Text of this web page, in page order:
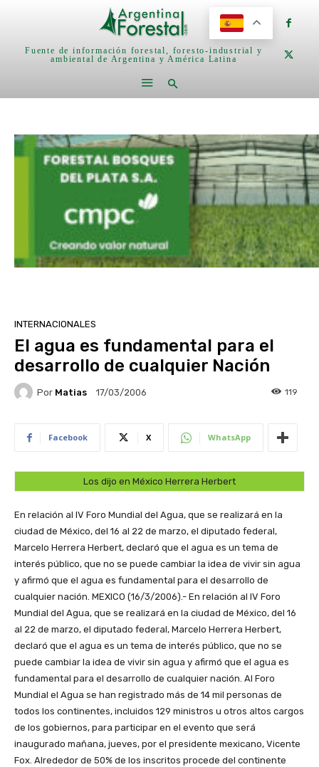
Fuente de información forestal, foresto-industrial y
ambiental de Argentina y América Latina
INTERNACIONALES
El agua es fundamental para el
desarrollo de cualquier Nación
Por Matias 17/03/2006 119
Facebook X WhatsApp
Los dijo en México Herrera Herbert
En relación al IV Foro Mundial del Agua, que se realizará en la
ciudad de México, del 16 al 22 de marzo, el diputado federal,
Marcelo Herrera Herbert, declaró que el agua es un tema de
interés público, que no se puede cambiar la idea de vivir sin agua
y afirmó que el agua es fundamental para el desarrollo de
cualquier nación. MEXICO (16/3/2006).- En relación al IV Foro
Mundial del Agua, que se realizará en la ciudad de México, del 16
al 22 de marzo, el diputado federal, Marcelo Herrera Herbert,
declaró que el agua es un tema de interés público, que no se
puede cambiar la idea de vivir sin agua y afirmó que el agua es
fundamental para el desarrollo de cualquier nación. Al Foro
Mundial el Agua se han registrado más de 14 mil personas de
todos los continentes, incluidos 129 ministros u otros altos cargos
de los gobiernos, para participar en el evento que será
inaugurado mañana, jueves, por el presidente mexicano, Vicente
Fox. Alrededor de 50% de los inscritos procede del continente